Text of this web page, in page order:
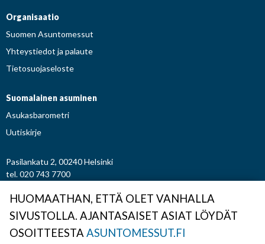
Organisaatio
Suomen Asuntomessut
Yhteystiedot ja palaute
Tietosuojaseloste
Suomalainen asuminen
Asukasbarometri
Uutiskirje
Pasilankatu 2, 00240 Helsinki
tel. 020 743 7700
© Osuuskunta Suomen Asuntomessut
HUOMAATHAN, ETTÄ OLET VANHALLA
SIVUSTOLLA. AJANTASAISET ASIAT LÖYDÄT
OSOITTEESTA ASUNTOMESSUT.FI